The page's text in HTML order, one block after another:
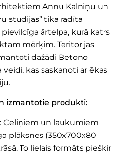
Annu Kalniņu un
studijas” tika radīta
ārtelpa, kurā katrs
mērķim. Teritorijas
dažādi Betono
kas saskaņoti ar ēkas
izmantotie produkti:
Celiņiem un laukumiem
plāksnes (350x700x80
To lielais formāts piešķir